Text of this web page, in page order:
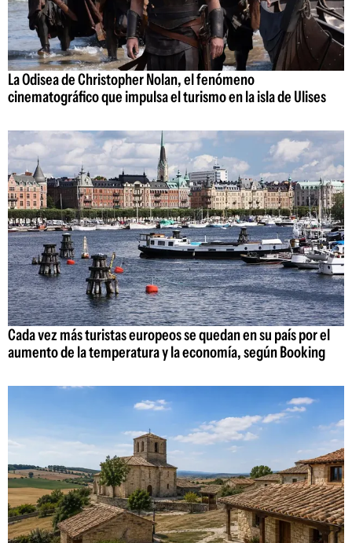
La Odisea de Christopher Nolan, el fenómeno
cinematográfico que impulsa el turismo en la isla de Ulises
Cada vez más turistas europeos se quedan en su país por el
aumento de la temperatura y la economía, según Booking